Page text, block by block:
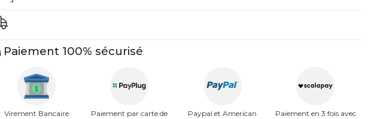
Paiement 100% sécurisé
Virement Bancaire
Paiement par carte de
Paypal et American
Paiement en 3 fois avec